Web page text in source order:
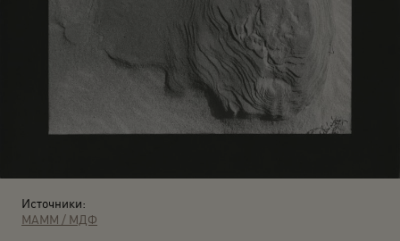
Источники:
МАММ / МДФ